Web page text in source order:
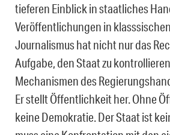
tieferen Einblick in staatliches
Veröffentlichungen in
Journalismus hat nicht nur das
Aufgabe, den Staat zu
Mechanismen des
Er stellt Öffentlichkeit her. Ohne
keine Demokratie. Der Staat ist